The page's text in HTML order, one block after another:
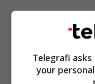
Telegrafi
your